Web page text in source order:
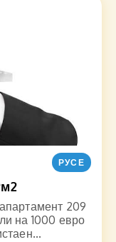
РУСЕ
209
на 1000 евро